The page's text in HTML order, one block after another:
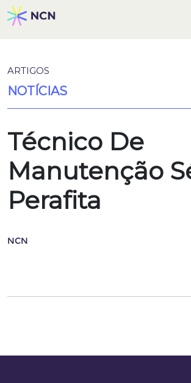
ARTIGOS
NOTÍCIAS
Técnico De
Manutenção
Perafita
NCN